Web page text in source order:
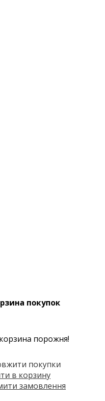
покупок
порожня!
покупки
в корзину
замовлення